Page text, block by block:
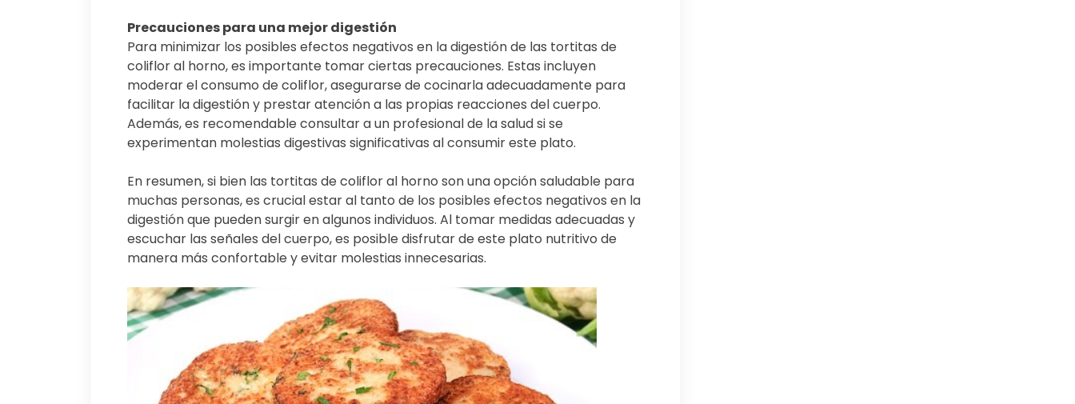
Precauciones para una mejor digestión
Para minimizar los posibles efectos negativos en la digestión de las tortitas de
coliflor al horno, es importante tomar ciertas precauciones. Estas incluyen
moderar el consumo de coliflor, asegurarse de cocinarla adecuadamente para
facilitar la digestión y prestar atención a las propias reacciones del cuerpo.
Además, es recomendable consultar a un profesional de la salud si se
experimentan molestias digestivas significativas al consumir este plato.
En resumen, si bien las tortitas de coliflor al horno son una opción saludable para
muchas personas, es crucial estar al tanto de los posibles efectos negativos en la
digestión que pueden surgir en algunos individuos. Al tomar medidas adecuadas y
escuchar las señales del cuerpo, es posible disfrutar de este plato nutritivo de
manera más confortable y evitar molestias innecesarias.